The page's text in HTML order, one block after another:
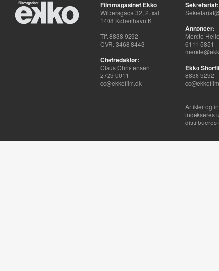
Filmmagasinet Ekko
Wildersgade 32, 2. sal
1408 København K
Tlf. 8838 9292
CVR. 3468 8443
Chefredaktør:
Claus Christensen
2729 0011
cc@ekkofilm.dk
Sekretariat:
Annoncer:
Merete
6111 5851
Ekko
8838 9292
Artikler og
indekseres
distribueres